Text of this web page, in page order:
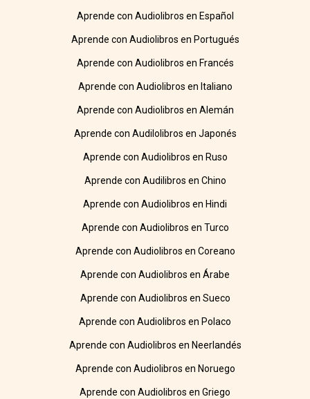
Aprende con Audiolibros en Español
Aprende con Audiolibros en Portugués
Aprende con Audiolibros en Francés
Aprende con Audiolibros en Italiano
Aprende con Audiolibros en Alemán
Aprende con Audilolibros en Japonés
Aprende con Audiolibros en Ruso
Aprende con Audilibros en Chino
Aprende con Audiolibros en Hindi
Aprende con Audiolibros en Turco
Aprende con Audiolibros en Coreano
Aprende con Audiolibros en Árabe
Aprende con Audiolibros en Sueco
Aprende con Audiolibros en Polaco
Aprende con Audiolibros en Neerlandés
Aprende con Audiolibros en Noruego
Aprende con Audiolibros en Griego